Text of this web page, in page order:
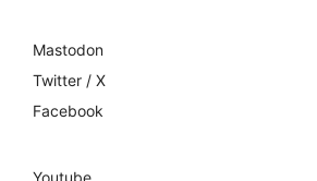
Mastodon
Twitter / X
Facebook
Youtube